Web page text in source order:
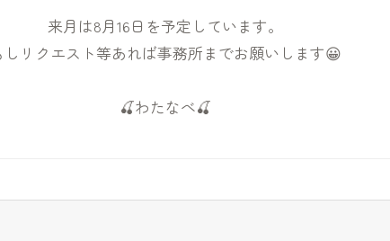
来月は8月16日を予定しています。
しリクエスト等あれば事務所までお願いします😀
🍒わたなべ🍒